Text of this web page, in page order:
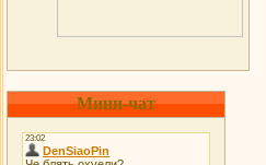
Мини-чат